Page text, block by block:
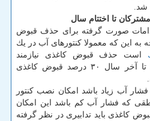
شد.
صورت گرفته برای حذف قبوض
به این كه معمولا كنتورهای آب در یك
است حذف قبوض كاغذی نیازمند
درنوردیدن فرایندی است اما تا آخر سال ۳۰ درصد قبوض كاغذی
آب زیاد باشد امكان نصب كنتور
كه فشار آب كم باشد این امكان
كاغذی باید تدابیری در نظر گرفته